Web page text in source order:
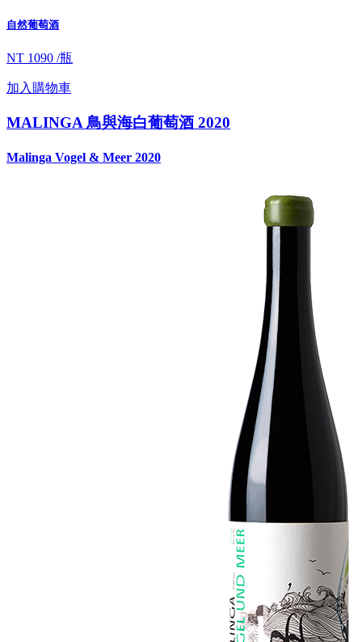
自然葡萄酒
NT 1090 /瓶
加入購物車
MALINGA 鳥與海白葡萄酒 2020
Malinga Vogel & Meer 2020